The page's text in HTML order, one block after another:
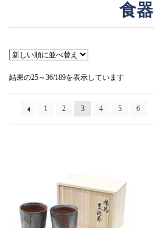
食器
結果の25～36/189を表示しています新
1 2 3 4 5 6